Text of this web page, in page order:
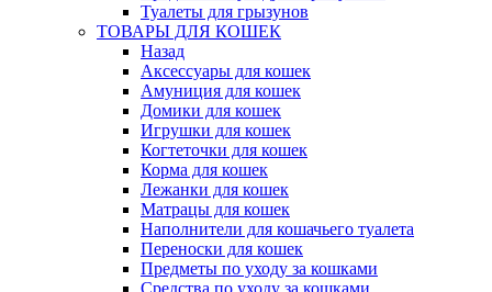
Туалеты для грызунов
ТОВАРЫ ДЛЯ КОШЕК
Назад
Аксессуары для кошек
Амуниция для кошек
Домики для кошек
Игрушки для кошек
Когтеточки для кошек
Корма для кошек
Лежанки для кошек
Матрацы для кошек
Наполнители для кошачьего туалета
Переноски для кошек
Предметы по уходу за кошками